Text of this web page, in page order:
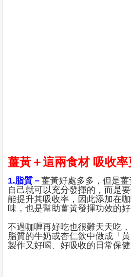
薑黃＋這兩食材 吸收率
1.脂質－ 薑黃好處多多，但是
自己就可以充分發揮的，而是
能提升其吸收率，因此添加在
味，也是幫助薑黃發揮功效的好
不過咖喱再好吃也很難天天吃
脂質的牛奶或杏仁飲中做成「
製作又好喝、好吸收的日常保健